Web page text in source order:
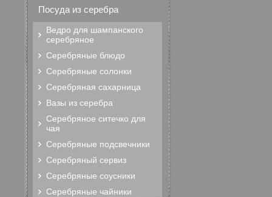
Посуда из серебра
Ведро для шампанского
серебряное
Серебряные блюдо
Серебряные солонки
Серебряная сахарница
Вазы из серебра
Серебряное ситечко для
чая
Серебряные подсвечники
Серебряный сервиз
Серебряные соусники
Серебряные чайники